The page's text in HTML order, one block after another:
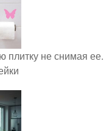
плитку не снимая ее.